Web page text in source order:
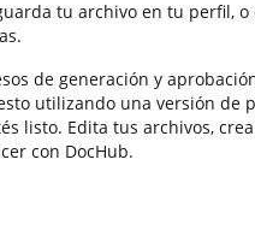
tu archivo en tu perfil,
de generación y
utilizando una versión de
listo. Edita tus archivos,
con DocHub.